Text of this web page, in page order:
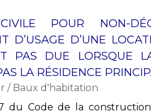
POUR NON-
D’USAGE D’UNE
PAS DUE LORSQUE
LA RÉSIDENCE
/ Baux d'habitation
7 du Code de la